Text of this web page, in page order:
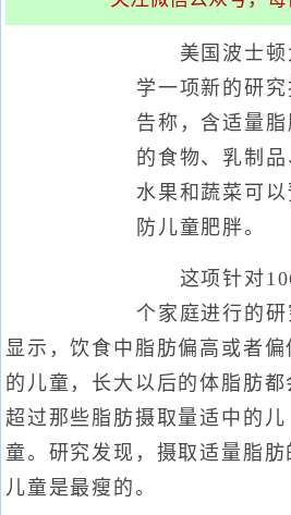
美国波士顿
学一项新的研究
告称，含适量脂
的食物、乳制品
水果和蔬菜可以
防儿童肥胖。
这项针对
个家庭进行的研
显示，饮食中脂肪偏高或者偏
的儿童，长大以后的体脂肪都
超过那些脂肪摄取量适中的儿
童。研究发现，摄取适量脂肪
儿童是最瘦的。